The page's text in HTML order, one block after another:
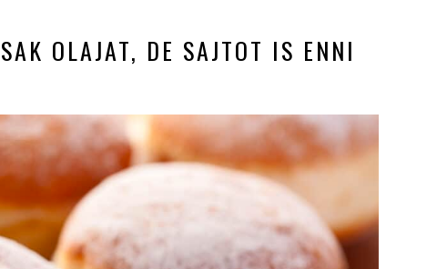
OLAJAT, DE SAJTOT IS ENNI